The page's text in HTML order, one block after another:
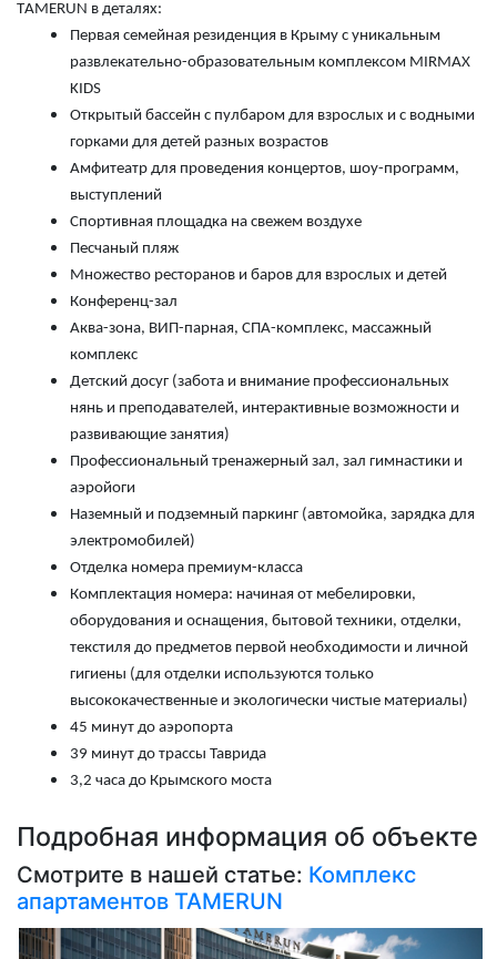
TAMERUN в деталях:
Первая семейная резиденция в Крыму с уникальным
развлекательно-образовательным комплексом MIRMAX
KIDS
Открытый бассейн с пулбаром для взрослых и с водными
горками для детей разных возрастов
Амфитеатр для проведения концертов, шоу-программ,
выступлений
Спортивная площадка на свежем воздухе
Песчаный пляж
Множество ресторанов и баров для взрослых и детей
Конференц-зал
Аква-зона, ВИП-парная, СПА-комплекс, массажный
комплекс
Детский досуг (забота и внимание профессиональных
нянь и преподавателей, интерактивные возможности и
развивающие занятия)
Профессиональный тренажерный зал, зал гимнастики и
аэройоги
Наземный и подземный паркинг (автомойка, зарядка для
электромобилей)
Отделка номера премиум-класса
Комплектация номера: начиная от мебелировки,
оборудования и оснащения, бытовой техники, отделки,
текстиля до предметов первой необходимости и личной
гигиены (для отделки используются только
высококачественные и экологически чистые материалы)
45 минут до аэропорта
39 минут до трассы Таврида
3,2 часа до Крымского моста
Подробная информация об объекте
Смотрите в нашей статье: Комплекс
апартаментов TAMERUN